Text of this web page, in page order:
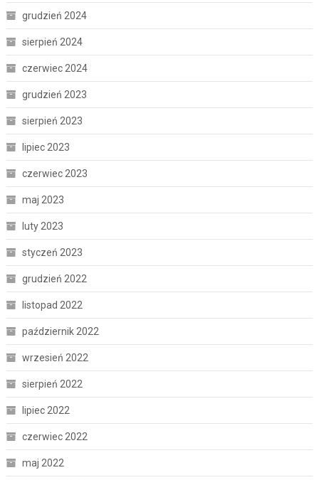
grudzień 2024
sierpień 2024
czerwiec 2024
grudzień 2023
sierpień 2023
lipiec 2023
czerwiec 2023
maj 2023
luty 2023
styczeń 2023
grudzień 2022
listopad 2022
październik 2022
wrzesień 2022
sierpień 2022
lipiec 2022
czerwiec 2022
maj 2022